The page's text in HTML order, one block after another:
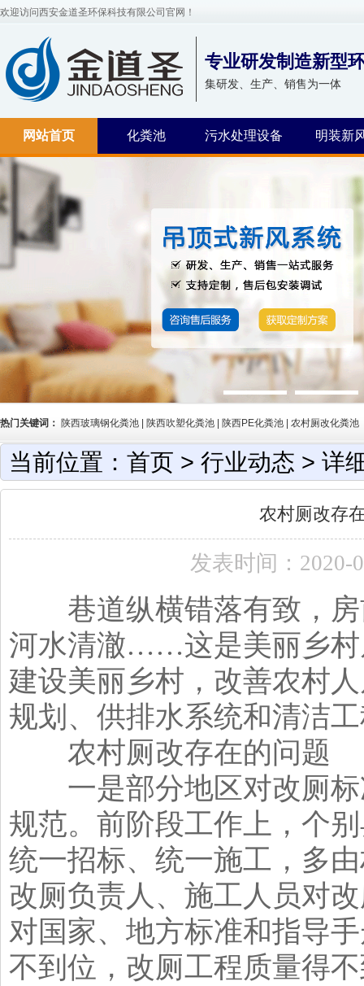
欢迎访问西安金道圣环保科技有限公司官网！
专业研发制造新型
集研发、生产、销售为一体
网站首页 化粪池 污水处理设备 明装新
热门关键词： 陕西玻璃钢化粪池 | 陕西吹塑化粪池 | 陕西PE化粪池 | 农村厕改化粪池
当前位置： 首页 > 行业动态 > 详
农村厕改存
发表时间：2020-
巷道纵横错落有致，房
河水清澈……这是美丽乡村
建设美丽乡村，改善农村
规划、供排水系统和清洁
农村厕改存在的问题
一是部分地区对改厕标
规范。前阶段工作上，个
统一招标、统一施工，多
改厕负责人、施工人员对
对国家、地方标准和指导
不到位，改厕工程质量得